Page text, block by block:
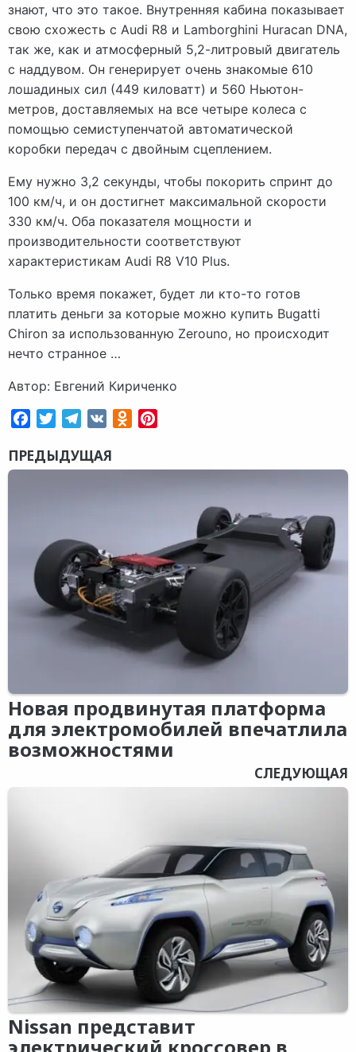
знают, что это такое. Внутренняя кабина показывает
свою схожесть с Audi R8 и Lamborghini Huracan DNA,
так же, как и атмосферный 5,2-литровый двигатель
с наддувом. Он генерирует очень знакомые 610
лошадиных сил (449 киловатт) и 560 Ньютон-
метров, доставляемых на все четыре колеса с
помощью семиступенчатой ​​автоматической
коробки передач с двойным сцеплением.
Ему нужно 3,2 секунды, чтобы покорить спринт до
100 км/ч, и он достигнет максимальной скорости
330 км/ч. Оба показателя мощности и
производительности соответствуют
характеристикам Audi R8 V10 Plus.
Только время покажет, будет ли кто-то готов
платить деньги за которые можно купить Bugatti
Chiron за использованную Zerouno, но происходит
нечто странное …
Автор: Евгений Кириченко
FacebookTwitterTelegram
VK Odnoklassniki
ПРЕДЫДУЩАЯ
Новая продвинутая платформа
для электромобилей впечатлила
возможностями
СЛЕДУЮЩАЯ
Nissan представит
электрический кроссовер в